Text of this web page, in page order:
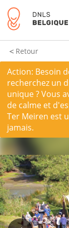
Retour
Action: Besoin
recherchez un
unique ? Vous
de calme et
Ter Meiren est
jamais.